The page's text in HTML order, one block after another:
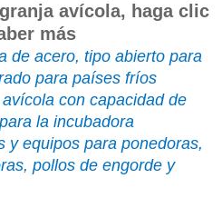
avícola, haga clic
más
de acero, tipo abierto para
para países fríos
con capacidad de
la incubadora
y equipos para ponedoras,
pollos de engorde y